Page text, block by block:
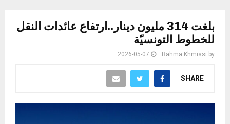
بلغت 314 مليون دينار..ارتفاع عائدات النقل
للخطوط التونسيّة
by
Rahma Khmissi
2026-05-07
SHARE